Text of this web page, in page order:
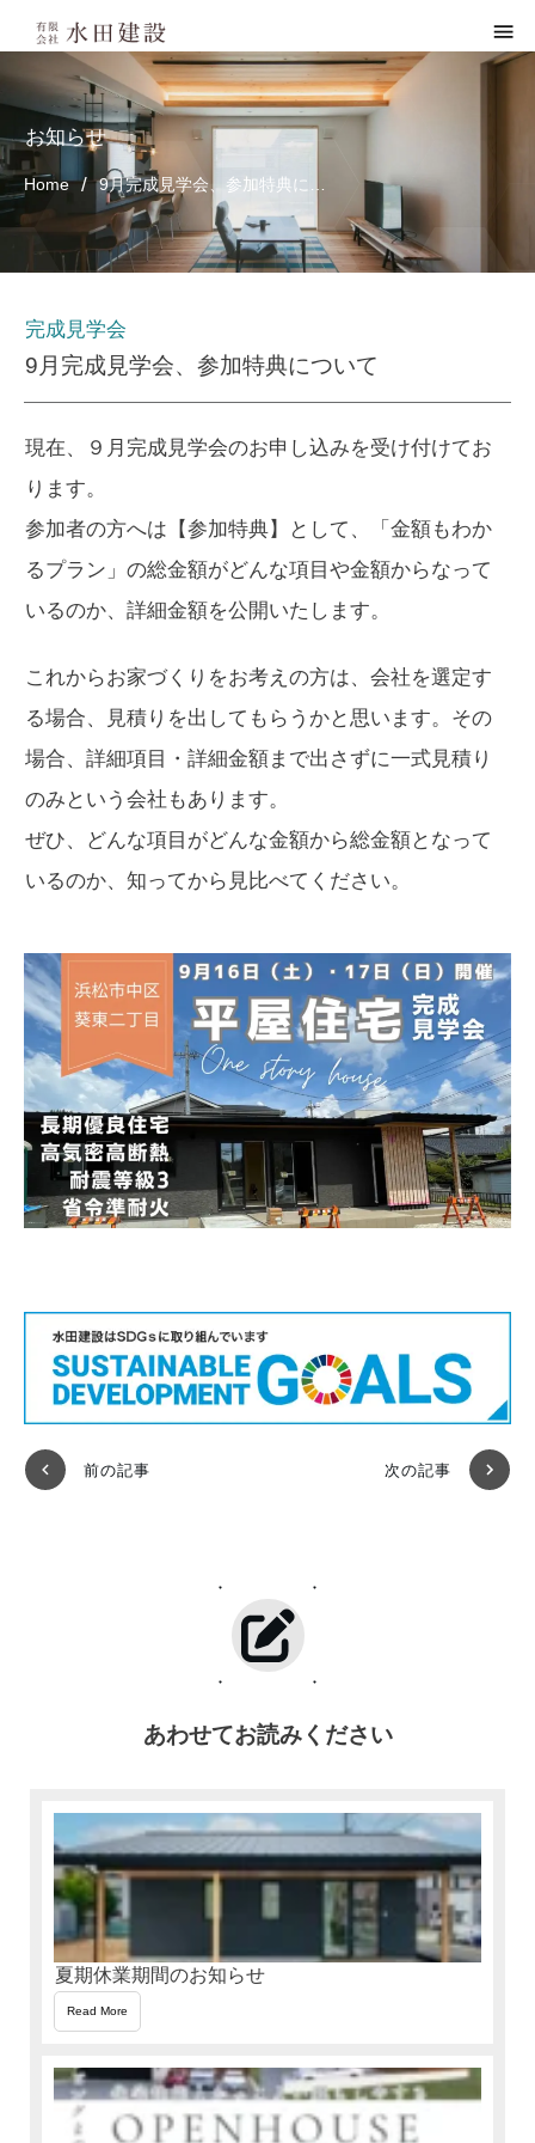
お知らせ
Home /
完成見学会
9月完成見学会、参加特典について
現在、９月完成見学会のお申し込みを受け付けてお
ります。
参加者の方へは【参加特典】として、「金額もわか
るプラン」の総金額がどんな項目や金額からなって
いるのか、詳細金額を公開いたします。
これからお家づくりをお考えの方は、会社を選定す
る場合、見積りを出してもらうかと思います。その
場合、詳細項目・詳細金額まで出さずに一式見積り
のみという会社もあります。
ぜひ、どんな項目がどんな金額から総金額となって
いるのか、知ってから見比べてください。
前の記事 次の記事
あわせてお読みください
夏期休業期間のお知らせ
Read More